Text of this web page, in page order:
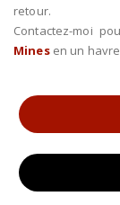
retour.
Contactez-moi
Minesen un